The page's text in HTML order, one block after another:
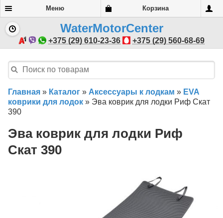
Меню Корзина
WaterMotorCenter
+375 (29) 610-23-36 +375 (29) 560-68-69
Главная » Каталог » Аксессуары к лодкам » EVA
коврики для лодок » Эва коврик для лодки Риф Скат
390
Эва коврик для лодки Риф
Скат 390